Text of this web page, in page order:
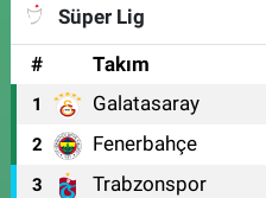
Süper Lig
#
Takım
1 Galatasaray
2 Fenerbahçe
3 Trabzonspor